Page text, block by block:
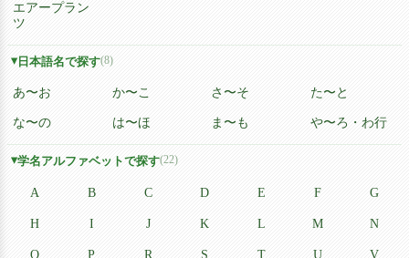
エアープラン
ツ
日本語名で探す(8)
あ〜お か〜こ さ〜そ た〜と
な〜の は〜ほ ま〜も や〜ろ・わ行
学名アルファベットで探す(22)
A B C D E F G
H I J K L M N
O P R S T U V